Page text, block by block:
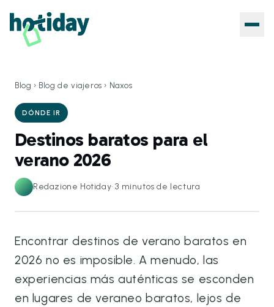
Blog › Blog de viajeros › Naxos
DÓNDE IR
Destinos baratos para el
verano 2026
Redazione Hotiday·3 minutos de lectura
Encontrar destinos de verano baratos en
2026 no es imposible. A menudo, las
experiencias más auténticas se esconden
en lugares de veraneo baratos, lejos de